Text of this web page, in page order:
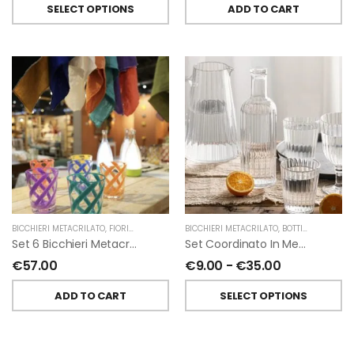
SELECT OPTIONS ADD TO CART
BICCHIERI METACRILATO, FIORIRA' UN GIARDINO
Set 6 Bicchieri Metacrilati Spirale Piena Happy Colors Di Fiorirà Un Giardino
€57.00
ADD TO CART
BICCHIERI METACRILATO, BOTTIGLIE
Set Coordinato In Metacrilato Per La Tavola Righe Verticali Di Fiorirà Un Giardino
€9.00 - €35.00
SELECT OPTIONS